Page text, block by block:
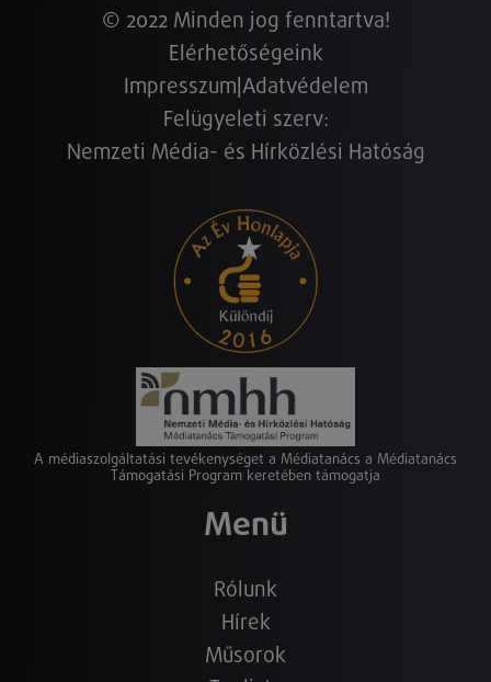
© 2022 Minden jog fenntartva!
Elérhetőségeink
Impresszum Adatvédelem
Felügyeleti szerv:
Nemzeti Média- és Hírközlési Hatóság
A médiaszolgáltatási tevékenységet a Médiatanács a Médiatanács
Támogatási Program keretében támogatja
Menü
Rólunk
Hírek
Műsorok